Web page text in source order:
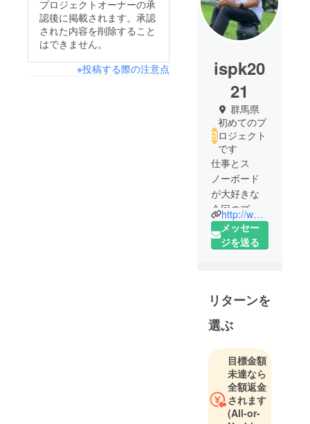
プロジェクトオーナーの承
認後に掲載されます。承認
された内容を削除すること
はできません。
※投稿する際の注意点
ispk20
21
群馬県
初めてのプ
ロジェクト
です
仕事とス
ノーボード
が大好きな
今回のプロ
ジェクト
リーダーを
ジョーカー
の坂林で
す。よろし
くお願いし
ます。
http://www.ispack.net
メッセー
ジを送る
リターンを
選ぶ
目標金額
未達なら
全額返金
されます
(All-or-